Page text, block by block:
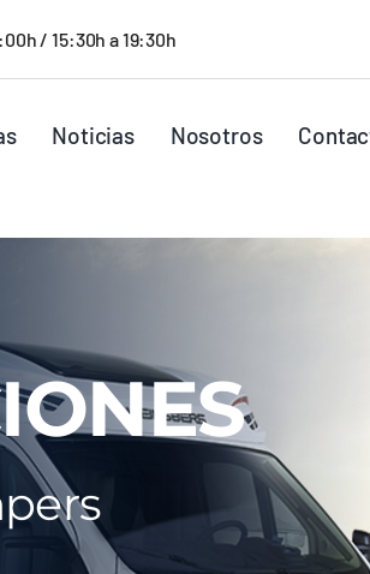
/ 15:30h a 19:30h
Noticias Nosotros